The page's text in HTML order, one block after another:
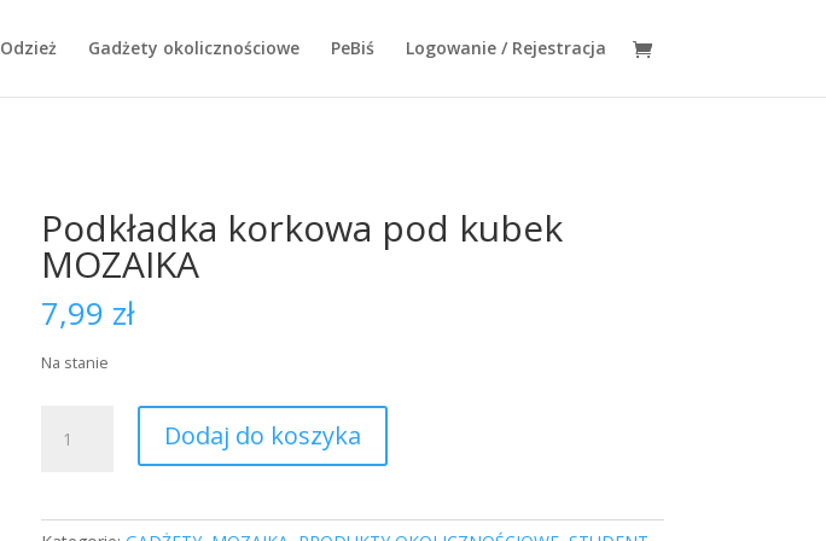
Odzież Gadżety okolicznościowe PeBiś Logowanie / Rejestracja
Podkładka korkowa pod kubek
MOZAIKA
7,99 zł
Na stanie
Podkładka
Dodaj do koszyka